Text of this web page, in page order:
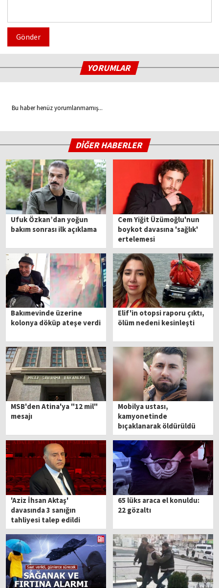
Gönder
YORUMLAR
Bu haber henüz yorumlanmamış...
DİĞER HABERLER
Ufuk Özkan’dan yoğun
bakım sonrası ilk açıklama
Cem Yiğit Üzümoğlu'nun
boykot davasına 'sağlık'
ertelemesi
Bakımevinde üzerine
kolonya döküp ateşe verdi
Elif'in otopsi raporu çıktı,
ölüm nedeni kesinleşti
MSB'den Atina'ya "12 mil"
mesajı
Mobilya ustası,
kamyonetinde
bıçaklanarak öldürüldü
'Aziz İhsan Aktaş'
davasında 3 sanığın
tahliyesi talep edildi
65 lüks araca el konuldu:
22 gözaltı